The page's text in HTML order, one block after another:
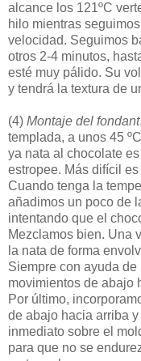
alcance los 121ºC
hilo mientras
velocidad. Seguimos
otros 2-4 minutos,
esté muy pálido. Su
y tendrá la textura de
(4) Montaje del fondant
templada, a unos 45
ya nata al chocolate
estropee. Más difícil
Cuando tenga la
añadimos un poco de
intentando que el
Mezclamos bien. Una
la nata de forma
Siempre con ayuda
movimientos de abajo
Por último,
de abajo hacia arriba
inmediato sobre el
para que no se